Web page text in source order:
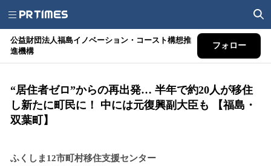
公益財団法人福島イノベーション・コースト構想推
進機構
フォロー
“居住者ゼロ”からの再出発… 半年で約20人が移住
し新たに町民に！ 中には元復興副大臣も 【福島・
双葉町】
ふくしま12市町村移住支援センター